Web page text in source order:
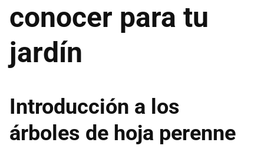
conocer para tu
jardín
Introducción a los
árboles de hoja perenne